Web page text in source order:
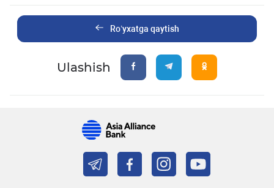
Ro’yxatga qaytish
Ulashish